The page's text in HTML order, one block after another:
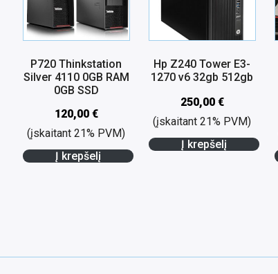
P720 Thinkstation
Silver 4110 0GB RAM
0GB SSD
120,00 €
(įskaitant 21% PVM)
Į krepšelį
Hp Z240 Tower E3-
1270 v6 32gb 512gb
250,00 €
(įskaitant 21% PVM)
Į krepšelį